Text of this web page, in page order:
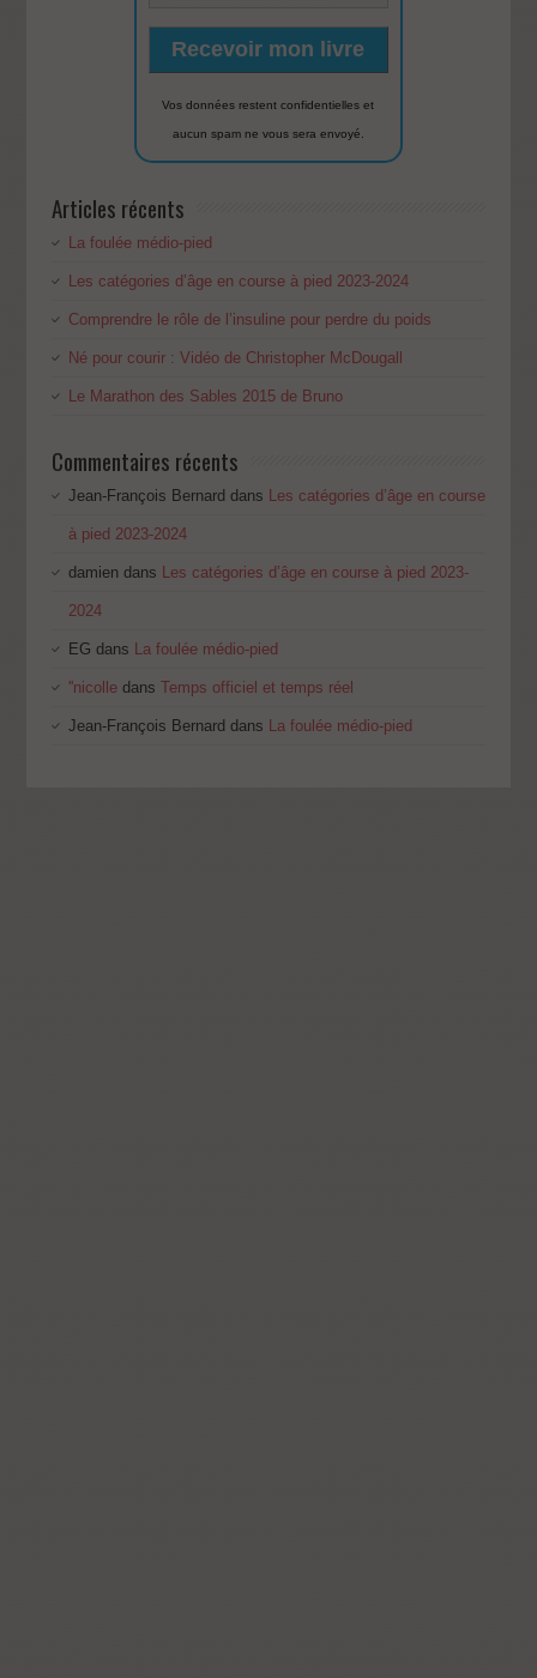
Vos données restent confidentielles et
aucun spam ne vous sera envoyé.
Articles récents
La foulée médio-pied
Les catégories d’âge en course à pied 2023-2024
Comprendre le rôle de l’insuline pour perdre du poids
Né pour courir : Vidéo de Christopher McDougall
Le Marathon des Sables 2015 de Bruno
Commentaires récents
Jean-François Bernard dans Les catégories d’âge en course
à pied 2023-2024
damiendans Les catégories d’âge en course à pied 2023-
2024
EG dans La foulée médio-pied
''nicolledans Temps officiel et temps réel
Jean-François Bernard dans La foulée médio-pied